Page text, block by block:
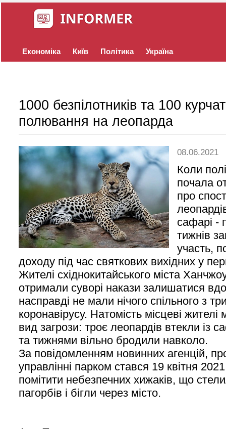
Економіка Київ Політика Україна
1000 безпілотників та 100
полювання на леопарда
08.06.2021
Коли
почала
про
сафарі -
тижнів
участь,
доходу під час святкових вихідних у
Жителі східнокитайського міста
отримали суворі накази залишатися
насправді не мали нічого спільного з
коронавірусу. Натомість місцеві
вид загрози: троє леопардів втекли із
та тижнями вільно бродили навколо.
За повідомленням новинних агенцій,
управлінні парком стався 19 квітня
помітити небезпечних хижаків, що
пагорбів і бігли через місто.